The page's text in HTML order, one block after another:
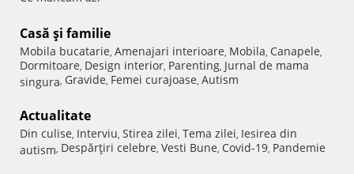
Casă şi familie
Mobila bucatarie, Amenajari interioare, Mobila, Canapele,
Dormitoare, Design interior, Parenting, Jurnal de mama
singura, Gravide, Femei curajoase, Autism
Actualitate
Din culise, Interviu, Stirea zilei, Tema zilei, Iesirea din
autism, Despărţiri celebre, Vesti Bune, Covid-19, Pandemie